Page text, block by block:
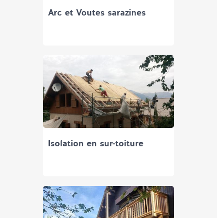
Arc et Voutes sarazines
Isolation en sur-toiture